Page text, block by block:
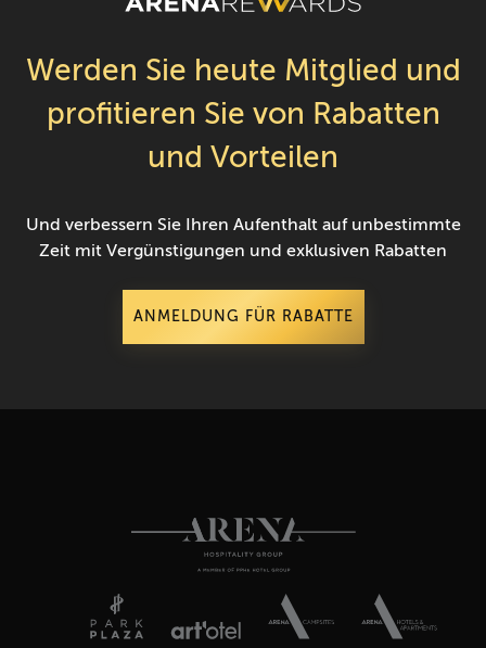
Werden Sie heute Mitglied und
profitieren Sie von Rabatten
und Vorteilen
Und verbessern Sie Ihren Aufenthalt auf unbestimmte
Zeit mit Vergünstigungen und exklusiven Rabatten
ANMELDUNG FÜR RABATTE